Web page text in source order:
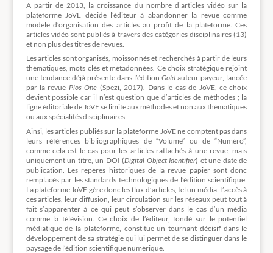
A partir de 2013, la croissance du nombre d’articles vidéo sur la
plateforme JoVE décide l’éditeur à abandonner la revue comme
modèle d’organisation des articles au profit de la plateforme. Ces
articles vidéo sont publiés à travers des catégories disciplinaires (13)
et non plus des titres de revues.
Les articles sont organisés, moissonnés et recherchés à partir de leurs
thématiques, mots clés et métadonnées. Ce choix stratégique rejoint
une tendance déjà présente dans l’éditionGold auteur payeur, lancée
par la revue Plos One (Spezi, 2017). Dans le cas de JoVE, ce choix
devient possible car il n’est question que d’articles de méthodes ; la
ligne éditoriale de JoVE se limite aux méthodes et non aux thématiques
ou aux spécialités disciplinaires.
Ainsi, les articles publiés sur la plateforme JoVE ne comptent pas dans
leurs références bibliographiques de “Volume” ou de “Numéro”,
comme cela est le cas pour les articles rattachés à une revue, mais
uniquement un titre, un DOI (Digital Object Identifier) et une date de
publication. Les repères historiques de la revue papier sont donc
remplacés par les standards technologiques de l’édition scientifique.
La plateforme JoVE gère donc les flux d’articles, tel un média. L’accès à
ces articles, leur diffusion, leur circulation sur les réseaux peut tout à
fait s’apparenter à ce qui peut s’observer dans le cas d’un média
comme la télévision. Ce choix de l’éditeur, fondé sur le potentiel
médiatique de la plateforme, constitue un tournant décisif dans le
développement de sa stratégie qui lui permet de se distinguer dans le
paysage de l’édition scientifique numérique.